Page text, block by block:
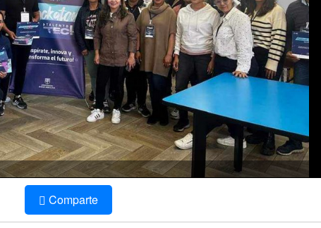
Comparte